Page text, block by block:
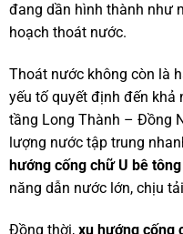
đang dần hình thành như
hoạch thoát nước.
Thoát nước không còn là
yếu tố quyết định đến khả
tầng Long Thành – Đồng
lượng nước tập trung
hướng cống chữ U bê tông
năng dẫn nước lớn, chịu
Đồng thời, xu hướng cống